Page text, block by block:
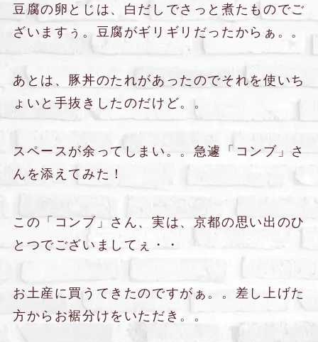
豆腐の卵とじは、白だしでさっと煮たものでご
ざいますぅ。豆腐がギリギリだったからぁ。。
あとは、豚丼のたれがあったのでそれを使いち
ょいと手抜きしたのだけど。。
スペースが余ってしまい。。急遽「コンブ」さ
んを添えてみた！
この「コンブ」さん、実は、京都の思い出のひ
とつでございましてぇ・・
お土産に買うてきたのですがぁ。。差し上げた
方からお裾分けをいただき。。